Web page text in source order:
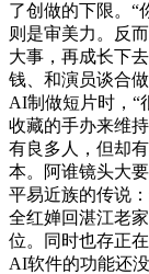
了创做的下限。“
则是审美力。反
大事，再成长下
钱、和演员谈合
AI制做短片时，“
收藏的手办来维
有良多人，但却
本。阿谁镜头大
平易近族的传说
全红婵回湛江老
位。同时也存正
AI软件的功能还